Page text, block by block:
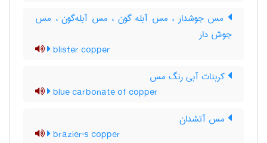
مس جوشدار ، مس آبله گون ، مس آبله‌گون ، مس
جوش دار
blister copper
کربنات آبی رنگ مس
blue carbonate of copper
مس آتشدان
brazier's copper